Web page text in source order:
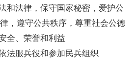
法律，保守国家秘密，爱护公
，遵守公共秩序，尊重社会公德
、荣誉和利益
服兵役和参加民兵组织